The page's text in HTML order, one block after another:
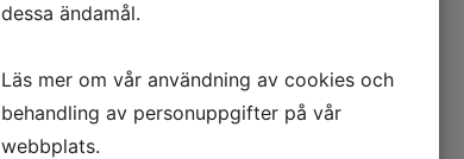
dessa ändamål.
Läs mer om vår användning av cookies och
behandling av personuppgifter på vår
webbplats.